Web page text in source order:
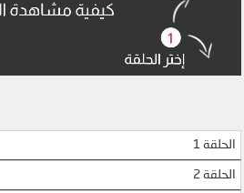
الحلقة 1
الحلقة 2